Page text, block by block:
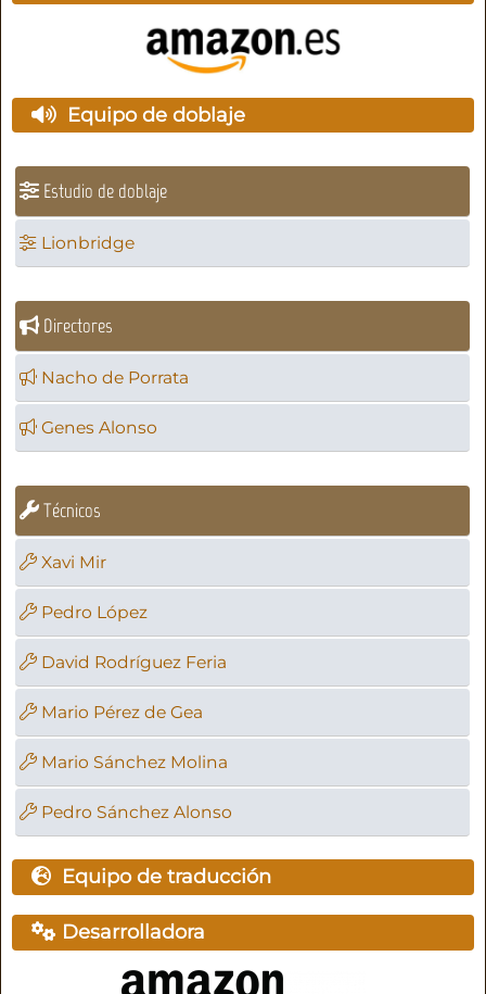
Equipo de doblaje
Estudio de doblaje
Lionbridge
Directores
Nacho de Porrata
Genes Alonso
Técnicos
Xavi Mir
Pedro López
David Rodríguez Feria
Mario Pérez de Gea
Mario Sánchez Molina
Pedro Sánchez Alonso
Equipo de traducción
Desarrolladora